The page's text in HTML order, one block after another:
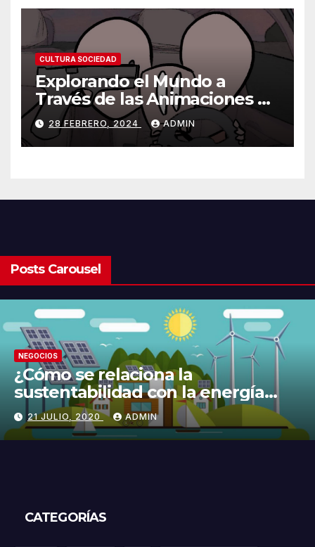
CULTURA SOCIEDAD
Explorando el Mundo a
Través de las Animaciones de
Olmo Cuarón / ¿Qué es el
autismo?
28 FEBRERO, 2024 ADMIN
Posts Carousel
NEGOCIOS
¿Cómo se relaciona la
sustentabilidad con la energía
limpia y sustentable?
21 JULIO, 2020 ADMIN
CATEGORÍAS